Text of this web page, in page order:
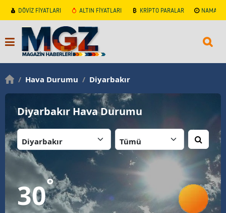
DÖVİZ FİYATLARI ALTIN FİYATLARI KRİPTO PARALAR NAMAZ
/ Hava Durumu / Diyarbakır
Diyarbakır Hava Durumu
30°